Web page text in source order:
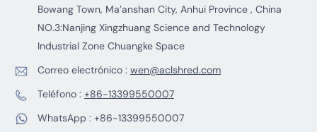
Bowang Town, Ma’anshan City, Anhui Province , China
NO.3:Nanjing Xingzhuang Science and Technology
Industrial Zone Chuangke Space
Correo electrónico : wen@aclshred.com
Teléfono : +86-13399550007
WhatsApp : +86-13399550007